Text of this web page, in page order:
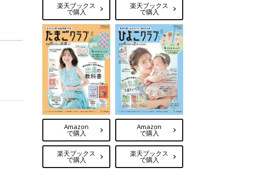
楽天ブックス
で購入
楽天ブックス
で購入
Amazon
で購入
楽天ブックス
で購入
Amazon
で購入
楽天ブックス
で購入